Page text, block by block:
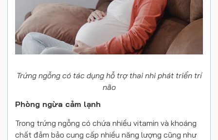
Trứng ngỗng có tác dụng hỗ trợ thai nhi phát triển trí
não
Phòng ngừa cảm lạnh
Trong trứng ngỗng có chứa nhiều vitamin và khoáng
chất đảm bảo cung cấp nhiều năng lượng cũng như